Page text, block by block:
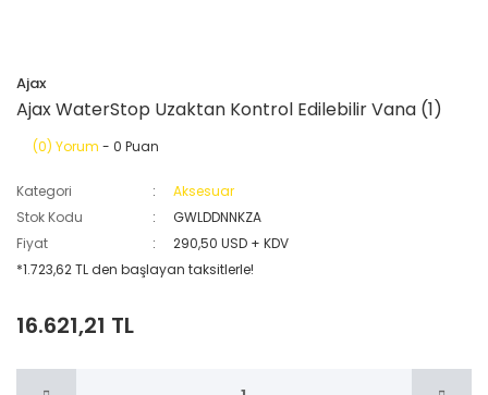
Ajax
Ajax WaterStop Uzaktan Kontrol Edilebilir Vana (1)
(0) Yorum - 0 Puan
Kategori
Aksesuar
Stok Kodu
GWLDDNNKZA
Fiyat
290,50 USD + KDV
*1.723,62 TL den başlayan taksitlerle!
16.621,21 TL